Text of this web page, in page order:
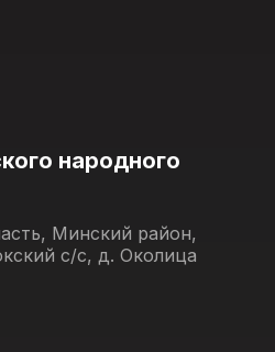
народного
Минский район,
с/с, д. Околица